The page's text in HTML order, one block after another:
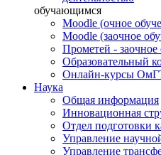
обучающимся
Moodle (очное
Moodle (заочное
Прометей - заочное
Образовательный
Онлайн-курсы
Наука
Общая информация
Инновационная
Отдел подготовки
Управление
Управление